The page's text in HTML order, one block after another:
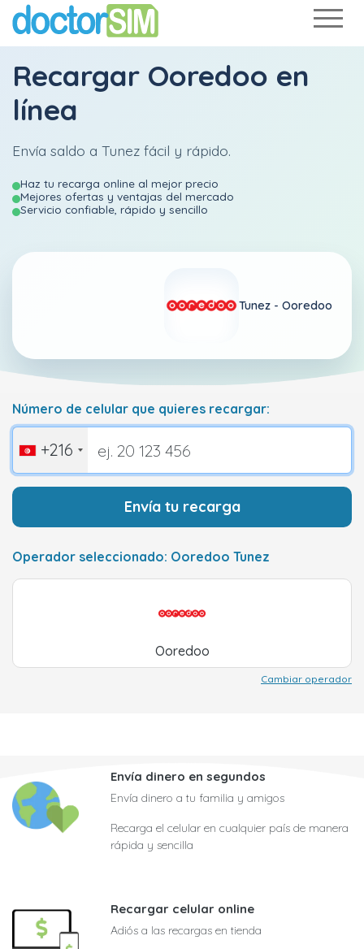
Recargar Ooredoo en
línea
Envía saldo a Tunez fácil y rápido.
Haz tu recarga online al mejor precio
Mejores ofertas y ventajas del mercado
Servicio confiable, rápido y sencillo
Tunez - Ooredoo
Número de celular que quieres recargar:
+216
Envía tu recarga
Operador seleccionado: Ooredoo Tunez
Ooredoo
Cambiar operador
Envía dinero en segundos
Envía dinero a tu familia y amigos
Recarga el celular en cualquier país de manera
rápida y sencilla
Recargar celular online
Adiós a las recargas en tienda